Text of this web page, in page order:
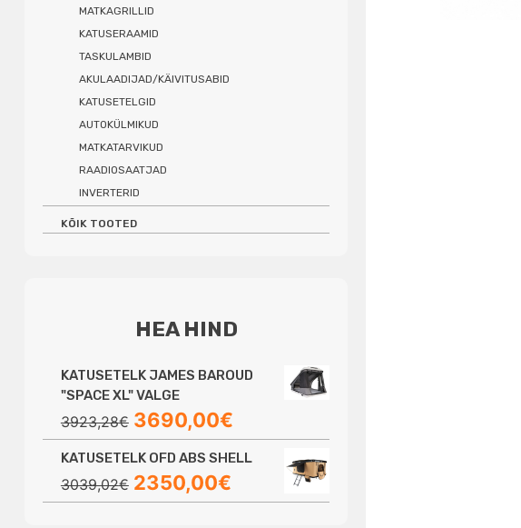
MATKAGRILLID
KATUSERAAMID
TASKULAMBID
AKULAADIJAD/KÄIVITUSABID
KATUSETELGID
AUTOKÜLMIKUD
MATKATARVIKUD
RAADIOSAATJAD
INVERTERID
KÕIK TOOTED
HEA HIND
KATUSETELK JAMES BAROUD
"SPACE XL" VALGE
3923,28€ Algne
hind
oli:
3923,28€.
3690,00€Praegune
hind
on:
3690,00€.
KATUSETELK OFD ABS SHELL
3039,02€ Algne
hind
2350,00€Praegune
hind